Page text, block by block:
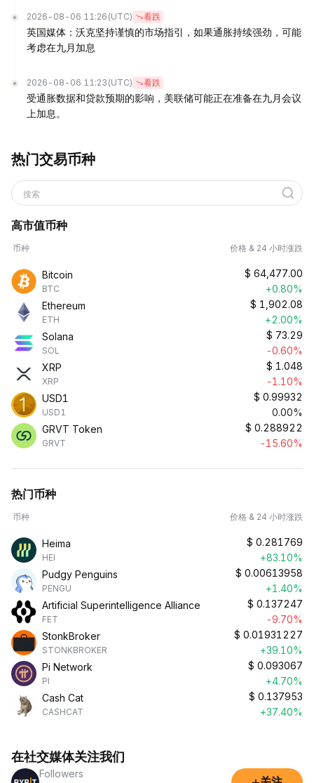
2026-08-06 11:26 (UTC) 看跌
英国媒体：沃克坚持谨慎的市场指引，如果通胀持续强劲，可能
考虑在九月加息
2026-08-06 11:23 (UTC) 看跌
受通胀数据和贷款预期的影响，美联储可能正在准备在九月会议
上加息。
热门交易币种
搜索
高市值币种
币种 价格 & 24 小时涨跌
Bitcoin
BTC
$ 64,477.00
+0.80%
Ethereum
ETH
$ 1,902.08
+2.00%
Solana
SOL
$ 73.29
-0.60%
XRP
XRP
$ 1.048
-1.10%
USD1
USD1
$ 0.99932
0.00%
GRVT Token
GRVT
$ 0.288922
-15.60%
热门币种
币种 价格 & 24 小时涨跌
Heima
HEI
$ 0.281769
+83.10%
Pudgy Penguins
PENGU
$ 0.00613958
+1.40%
Artificial Superintelligence Alliance
FET
$ 0.137247
-9.70%
StonkBroker
STONKBROKER
$ 0.01931227
+39.10%
Pi Network
PI
$ 0.093067
+4.70%
Cash Cat
CASHCAT
$ 0.137953
+37.40%
在社交媒体关注我们
Followers